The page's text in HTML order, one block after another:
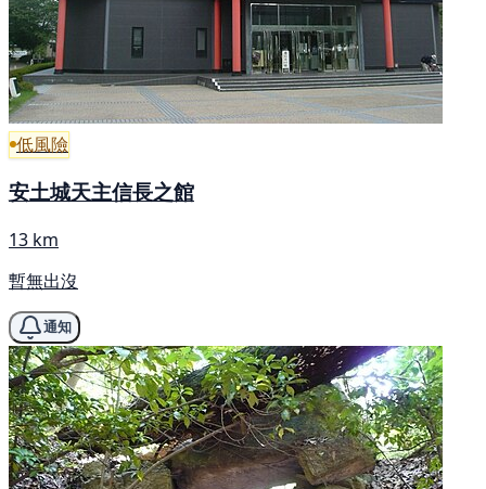
低風險
安土城天主信長之館
13 km
暫無出沒
通知